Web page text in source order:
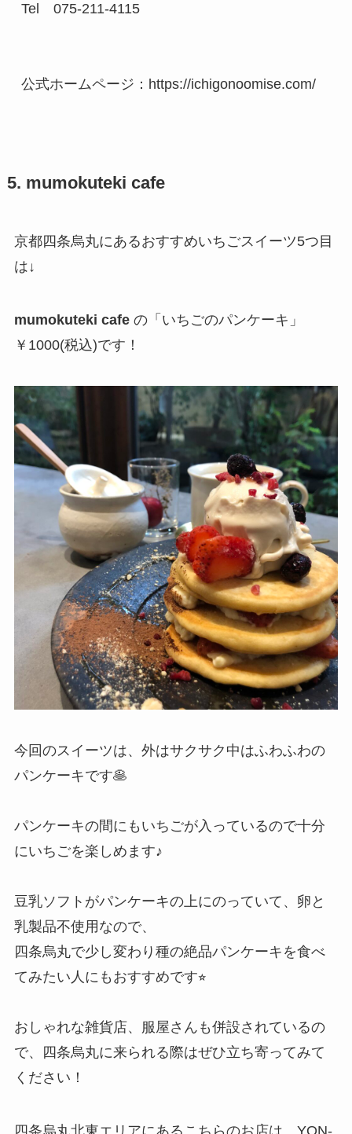
Tel　075-211-4115
公式ホームページ：https://ichigonoomise.com/
5. mumokuteki cafe
京都四条烏丸にあるおすすめいちごスイーツ5つ目
は↓
mumokuteki cafeの「いちごのパンケーキ」
￥1000(税込)です！
今回のスイーツは、外はサクサク中はふわふわの
パンケーキです🥞
パンケーキの間にもいちごが入っているので十分
にいちごを楽しめます♪
豆乳ソフトがパンケーキの上にのっていて、卵と
乳製品不使用なので、
四条烏丸で少し変わり種の絶品パンケーキを食べ
てみたい人にもおすすめです⭐︎
おしゃれな雑貨店、服屋さんも併設されているの
で、四条烏丸に来られる際はぜひ立ち寄ってみて
ください！
四条烏丸北東エリアにあるこちらのお店は、YON-